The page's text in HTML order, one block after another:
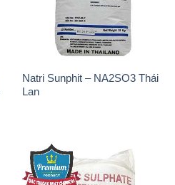
Natri Sunphit – NA2SO3 Thái
Lan